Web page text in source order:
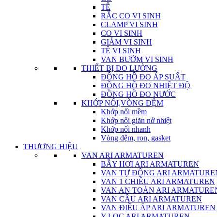
TÊ
RẮC CO VI SINH
CLAMP VI SINH
CO VI SINH
GIẢM VI SINH
TÊ VI SINH
VAN BƯỚM VI SINH
THIẾT BỊ ĐO LƯỜNG
ĐỒNG HỒ ĐO ÁP SUẤT
ĐỒNG HỒ ĐO NHIỆT ĐỘ
ĐỒNG HỒ ĐO NƯỚC
KHỚP NỐI,VÒNG ĐỆM
Khớp nối mềm
Khớp nối giãn nở nhiệt
Khớp nối nhanh
Vòng đệm, ron, gasket
THƯƠNG HIỆU
VAN ARI ARMATUREN
BẪY HƠI ARI ARMATUREN
VAN TỰ ĐỘNG ARI
VAN 1 CHIỀU ARI ARMATUREN
VAN AN TOÀN ARI
VAN CẦU ARI ARMATUREN
VAN ĐIỀU ÁP ARI ARMATUREN